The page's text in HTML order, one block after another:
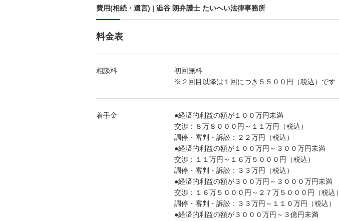
費用(相続・遺言) | 澁谷 朗弁護士 たいへい法律事務所
料金表
相談料
初回無料
※２回目以降は１回につき５５００円（税込）です
着手金
●経済的利益の額が１００万円未満
交渉：８万８０００円～１１万円（税込）
調停・審判・訴訟：２２万円（税込）
●経済的利益の額が１００万円～３００万円未満
交渉：１１万円～１６万５０００円（税込）
調停・審判・訴訟：３３万円（税込）
●経済的利益の額が３００万円～３０００万円未満
交渉：１６万５０００円～２７万５０００円（税込）
調停・審判・訴訟：３３万円～１１０万円（税込）
●経済的利益の額が３０００万円～３億円未満